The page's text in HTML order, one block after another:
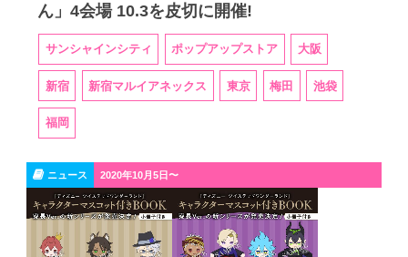
ん」4会場 10.3を皮切に開催!
サンシャインシティ ポップアップストア 大阪
新宿 新宿マルイアネックス 東京 梅田 池袋
福岡
ニュース 2020年10月5日〜